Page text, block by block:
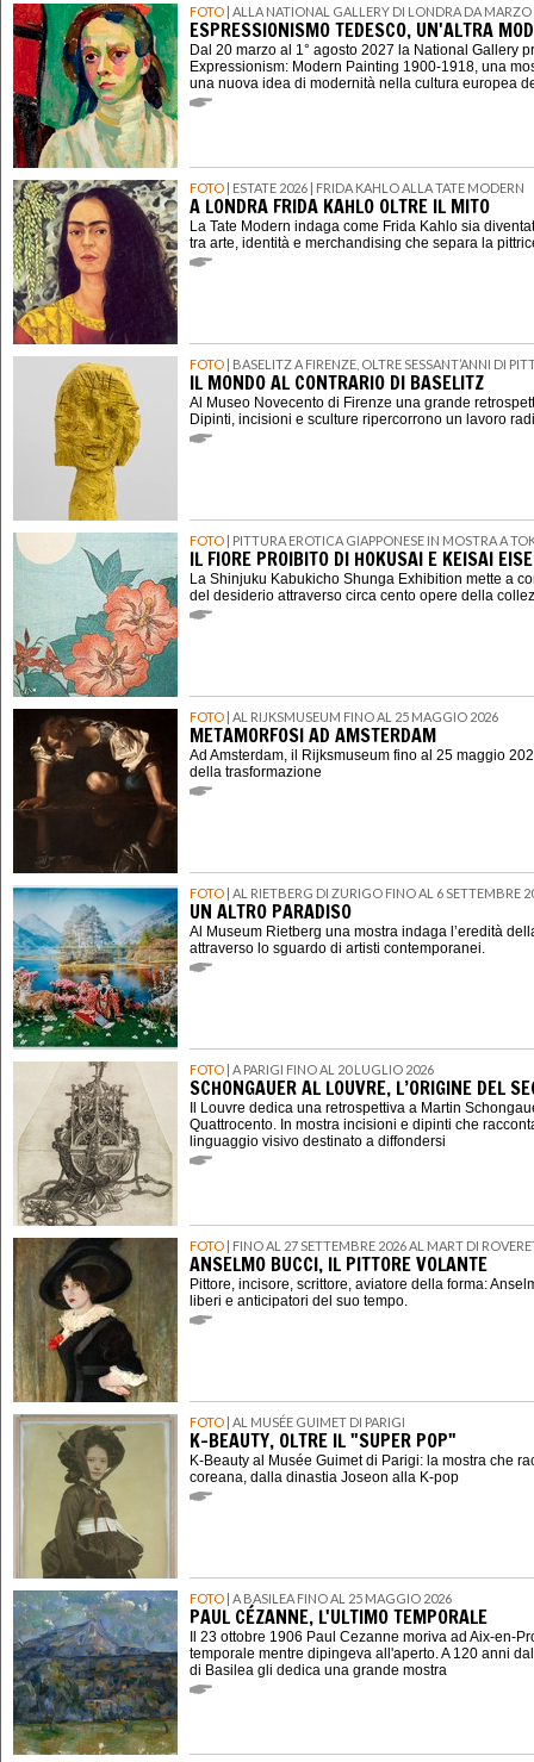
FOTO | ALLA NATIONAL GALLERY DI LONDRA DA
ESPRESSIONISMO TEDESCO, UN'ALTRA
Dal 20 marzo al 1° agosto 2027 la National Gallery
Expressionism: Modern Painting 1900-1918, una
una nuova idea di modernità nella cultura europea
FOTO | ESTATE 2026 | FRIDA KAHLO ALLA TATE MODERN
A LONDRA FRIDA KAHLO OLTRE IL MITO
La Tate Modern indaga come Frida Kahlo sia
tra arte, identità e merchandising che separa la
FOTO | BASELITZ A FIRENZE, OLTRE SESSANT’ANNI DI
IL MONDO AL CONTRARIO DI BASELITZ
Al Museo Novecento di Firenze una grande
Dipinti, incisioni e sculture ripercorrono un lavoro
FOTO | PITTURA EROTICA GIAPPONESE IN MOSTRA A
IL FIORE PROIBITO DI HOKUSAI E KEISAI
La Shinjuku Kabukicho Shunga Exhibition mette a
del desiderio attraverso circa cento opere della
FOTO | AL RIJKSMUSEUM FINO AL 25 MAGGIO 2026
METAMORFOSI AD AMSTERDAM
Ad Amsterdam, il Rijksmuseum fino al 25 maggio
della trasformazione
FOTO | AL RIETBERG DI ZURIGO FINO AL 6 SETTEMBRE
UN ALTRO PARADISO
Al Museum Rietberg una mostra indaga l’eredità
attraverso lo sguardo di artisti contemporanei.
FOTO | A PARIGI FINO AL 20 LUGLIO 2026
SCHONGAUER AL LOUVRE, L’ORIGINE DEL
Il Louvre dedica una retrospettiva a Martin
Quattrocento. In mostra incisioni e dipinti che
linguaggio visivo destinato a diffondersi
FOTO | FINO AL 27 SETTEMBRE 2026 AL MART DI
ANSELMO BUCCI, IL PITTORE VOLANTE
Pittore, incisore, scrittore, aviatore della forma:
liberi e anticipatori del suo tempo.
FOTO | AL MUSÉE GUIMET DI PARIGI
K-BEAUTY, OLTRE IL "SUPER POP"
K-Beauty al Musée Guimet di Parigi: la mostra che
coreana, dalla dinastia Joseon alla K-pop
FOTO | A BASILEA FINO AL 25 MAGGIO 2026
PAUL CÉZANNE, L'ULTIMO TEMPORALE
Il 23 ottobre 1906 Paul Cezanne moriva ad Aix-en-
temporale mentre dipingeva all'aperto. A 120 anni
di Basilea gli dedica una grande mostra